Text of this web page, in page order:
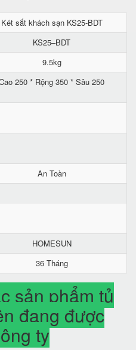
Két sắt khách sạn KS25-BDT
KS25–BDT
9.5kg
250 * Rộng 350 * Sâu 250
An Toàn
HOMESUN
36 Tháng
sản phẩm tủ
đang được
ty